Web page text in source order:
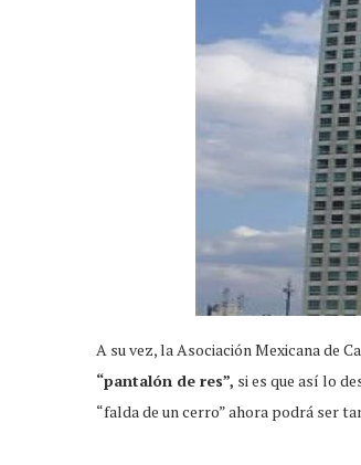
A su vez, la Asociación Mexicana de
“pantalón de res”, si es que así lo
“falda de un cerro” ahora podrá ser